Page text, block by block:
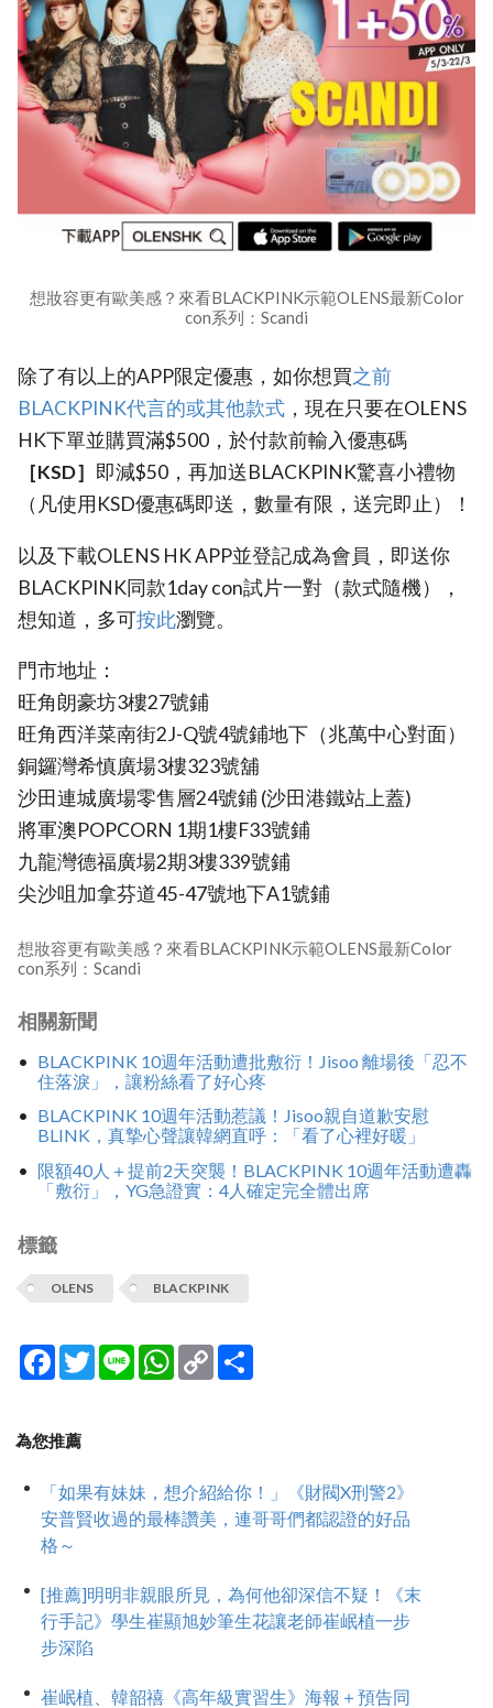
想妝容更有歐美感？來看BLACKPINK示範OLENS最新Color
con系列：Scandi
除了有以上的APP限定優惠，如你想買之前
BLACKPINK代言的或其他款式 ，現在只要在OLENS
HK下單並購買滿$500，於付款前輸入優惠碼
［KSD］ 即減$50，再加送BLACKPINK驚喜小禮物
（凡使用KSD優惠碼即送，數量有限，送完即止）！
以及下載OLENS HK APP並登記成為會員，即送你
BLACKPINK同款1day con試片一對（款式隨機），
想知道，多可按此瀏覽。
門市地址：
旺角朗豪坊3樓27號鋪
旺角西洋菜南街2J-Q號4號鋪地下（兆萬中心對面）
銅鑼灣希慎廣場3樓323號舖
沙田連城廣場零售層24號鋪 (沙田港鐵站上蓋)
將軍澳POPCORN 1期1樓F33號鋪
九龍灣德福廣場2期3樓339號鋪
尖沙咀加拿芬道45-47號地下A1號鋪
想妝容更有歐美感？來看BLACKPINK示範OLENS最新Color
con系列：Scandi
相關新聞
BLACKPINK 10週年活動遭批敷衍！Jisoo 離場後「忍不
住落淚」，讓粉絲看了好心疼
BLACKPINK 10週年活動惹議！Jisoo親自道歉安慰
BLINK，真摯心聲讓韓網直呼：「看了心裡好暖」
限額40人＋提前2天突襲！BLACKPINK 10週年活動遭轟
「敷衍」，YG急證實：4人確定完全體出席
標籤
OLENS BLACKPINK
Facebook
TwitterLine WhatsApp
Copy
Link
為您推薦
「如果有妹妹，想介紹給你！」《財閥X刑警2》
安普賢收過的最棒讚美，連哥哥們都認證的好品
格～
[推薦]明明非親眼所見，為何他卻深信不疑！《末
行手記》學生崔顯旭妙筆生花讓老師崔岷植一步
步深陷
崔岷植、韓韶禧《高年級實習生》海報＋預告同